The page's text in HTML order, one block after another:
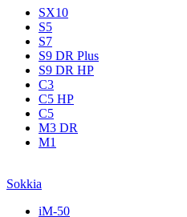
SX10
S5
S7
S9 DR Plus
S9 DR HP
C3
С5 НР
C5
M3 DR
M1
Sokkia
iM-50